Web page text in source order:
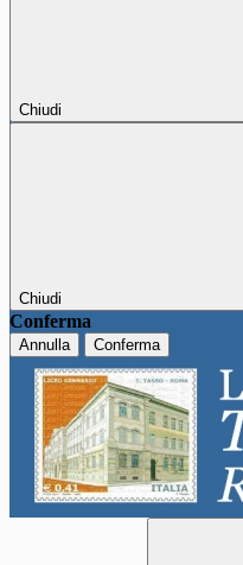
Chiudi
Chiudi
Conferma
Annulla Conferma